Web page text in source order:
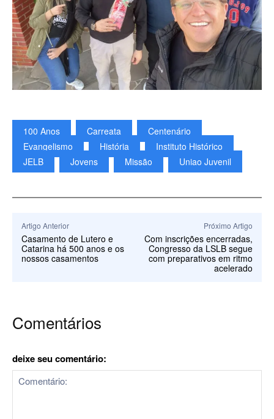
100 Anos Carreata
Centenário
Evangelismo
História
Instituto Histórico
JELB
Jovens Missão Uniao Juvenil
Artigo Anterior
Casamento de Lutero e
Catarina há 500 anos e os
nossos casamentos
Próximo Artigo
Com inscrições encerradas,
Congresso da LSLB segue
com preparativos em ritmo
acelerado
Comentários
deixe seu comentário: